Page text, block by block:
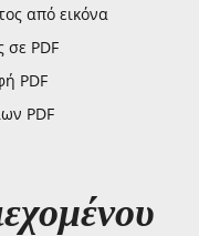
από εικόνα
σε PDF
PDF
PDF